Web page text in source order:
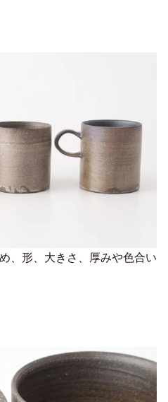
、形、大きさ、厚みや色合い